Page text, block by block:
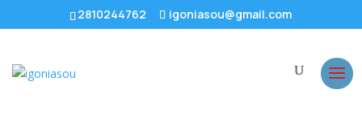
2810244762 igoniasou@gmail.com